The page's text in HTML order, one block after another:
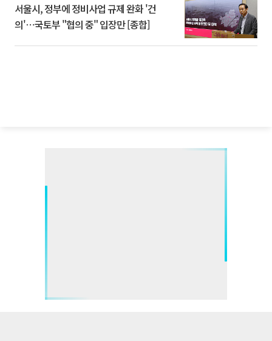
서울시, 정부에 정비사업 규제 완화 '건
의'⋯국토부 "협의 중" 입장만 [종합]